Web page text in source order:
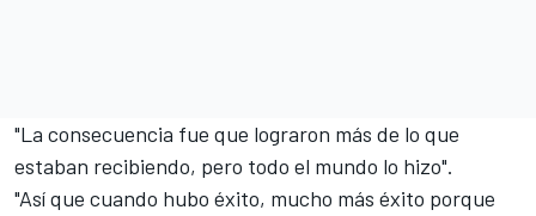
"La consecuencia fue que lograron más de lo que
estaban recibiendo, pero todo el mundo lo hizo".
"Así que cuando hubo éxito, mucho más éxito porque